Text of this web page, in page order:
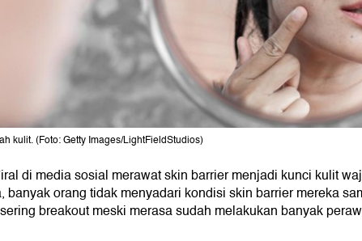
kulit. (Foto: Getty Images/LightFieldStudios)
di media sosial merawat skin barrier menjadi kunci kulit
banyak orang tidak menyadari kondisi skin barrier mereka
breakout meski merasa sudah melakukan banyak